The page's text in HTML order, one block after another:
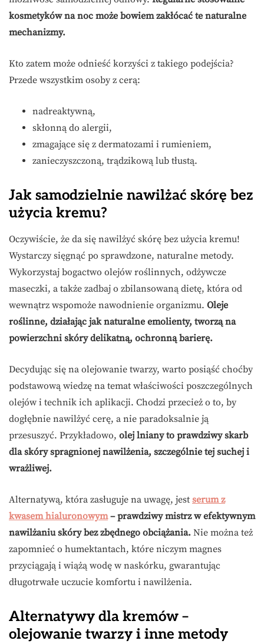
kosmetyków na noc może bowiem zakłócać te naturalne
mechanizmy.
Kto zatem może odnieść korzyści z takiego podejścia?
Przede wszystkim osoby z cerą:
nadreaktywną,
skłonną do alergii,
zmagające się z dermatozami i rumieniem,
zanieczyszczoną, trądzikową lub tłustą.
Jak samodzielnie nawilżać skórę bez
użycia kremu?
Oczywiście, że da się nawilżyć skórę bez użycia kremu!
Wystarczy sięgnąć po sprawdzone, naturalne metody.
Wykorzystaj bogactwo olejów roślinnych, odżywcze
maseczki, a także zadbaj o zbilansowaną dietę, która od
wewnątrz wspomoże nawodnienie organizmu. Oleje
roślinne, działając jak naturalne emolienty, tworzą na
powierzchni skóry delikatną, ochronną barierę.
Decydując się na olejowanie twarzy, warto posiąść choćby
podstawową wiedzę na temat właściwości poszczególnych
olejów i technik ich aplikacji. Chodzi przecież o to, by
dogłębnie nawilżyć cerę, a nie paradoksalnie ją
przesuszyć. Przykładowo, olej lniany to prawdziwy skarb
dla skóry spragnionej nawilżenia, szczególnie tej suchej i
wrażliwej.
Alternatywą, która zasługuje na uwagę, jest serum z
kwasem hialuronowym– prawdziwy mistrz w efektywnym
nawilżaniu skóry bez zbędnego obciążania. Nie można też
zapomnieć o humektantach, które niczym magnes
przyciągają i wiążą wodę w naskórku, gwarantując
długotrwałe uczucie komfortu i nawilżenia.
Alternatywy dla kremów –
olejowanie twarzy i inne metody